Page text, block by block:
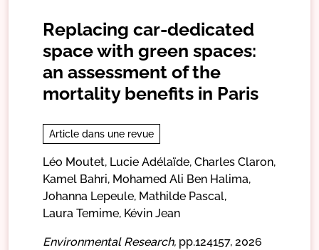
Replacing car-dedicated
space with green spaces:
an assessment of the
mortality benefits in Paris
Article dans une revue
Léo Moutet, Lucie Adélaïde, Charles Claron,
Kamel Bahri, Mohamed Ali Ben Halima,
Johanna Lepeule, Mathilde Pascal,
Laura Temime, Kévin Jean
Environmental Research, pp.124157, 2026